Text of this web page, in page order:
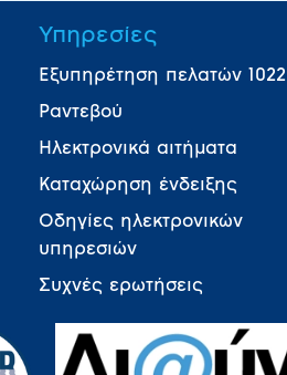
Υπηρεσίες
Εξυπηρέτηση πελατών 1022
Ραντεβού
Ηλεκτρονικά αιτήματα
Καταχώρηση ένδειξης
Οδηγίες ηλεκτρονικών
υπηρεσιών
Συχνές ερωτήσεις